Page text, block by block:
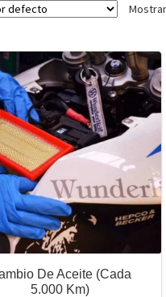
De Aceite (Cada
5.000 Km)